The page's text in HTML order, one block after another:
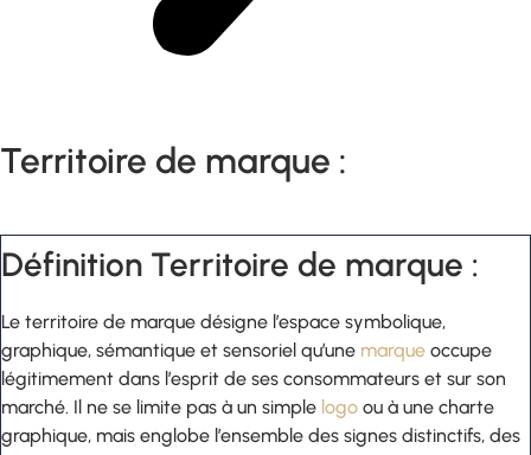
Territoire de marque :
Définition Territoire de marque :
Le territoire de marque désigne l’espace symbolique,
graphique, sémantique et sensoriel qu’une marque occupe
légitimement dans l’esprit de ses consommateurs et sur son
marché. Il ne se limite pas à un simple logo ou à une charte
graphique, mais englobe l’ensemble des signes distinctifs, des